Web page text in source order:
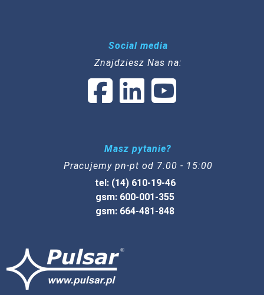
Social media
Znajdziesz Nas na:
Masz pytanie?
Pracujemy pn-pt od 7:00 - 15:00
tel: (14) 610-19-46
gsm: 600-001-355
gsm: 664-481-848